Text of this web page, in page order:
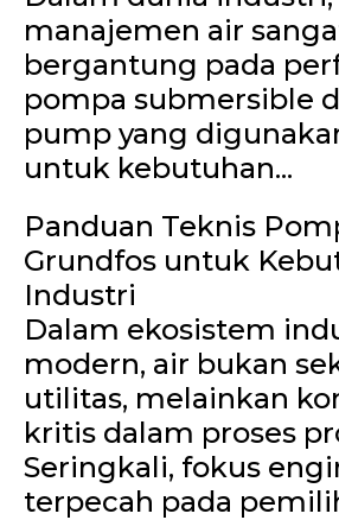
manajemen air
bergantung pada
pompa submersible
pump yang
untuk kebutuhan...
Panduan Teknis
Grundfos untuk
Industri
Dalam ekosistem
modern, air bukan
utilitas, melainkan
kritis dalam proses
Seringkali, fokus
terpecah pada